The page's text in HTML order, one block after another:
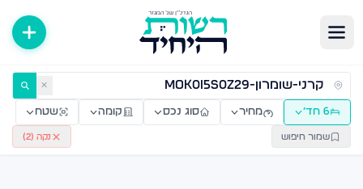
דירות למכירה ולהשכרה — רשות היחיד ✕
6 חד׳ מחיר סוג נכס קומה שטח
שמור חיפוש נקה (2
)